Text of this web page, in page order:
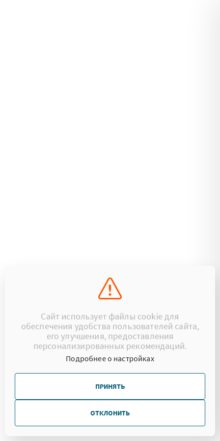
Сайт использует файлы cookie для
обеспечения удобства пользователей сайта,
его улучшения, предоставления
персонализированных рекомендаций.
Подробнее о настройках
ПРИНЯТЬ
ОТКЛОНИТЬ